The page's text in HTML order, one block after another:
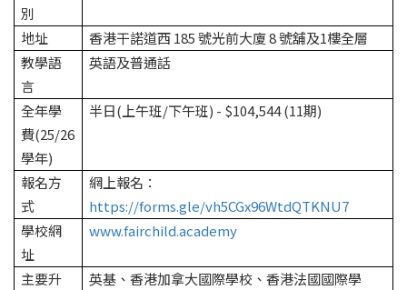
別
地址
香港干諾道西 185 號光前大廈 8 號舖及1樓全層
教學語
言
英語及普通話
全年學
費(25/26
學年)
半日(上午班/下午班) - $104,544 (11期)
報名方
式
網上報名：
https://forms.gle/vh5CGx96WtdQTKNU7
學校網
址
www.fairchild.academy
主要升
英基、香港加拿大國際學校、香港法國國際學